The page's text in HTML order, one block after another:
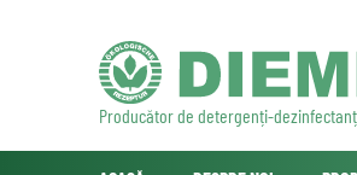
Producător de detergenți-